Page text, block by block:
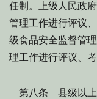
任制。上级人民政
管理工作进行评议
级食品安全监督管
理工作进行评议、考
第八条 县级以上